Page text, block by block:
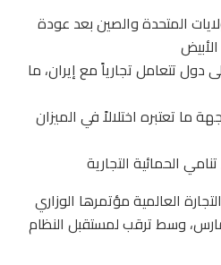
المتحدة والصين بعد عودة
تتعامل تجارياً مع إيران، ما
ما تعتبره اختلالاً في الميزان
الحمائية التجارية
العالمية مؤتمرها الوزاري
وسط ترقب لمستقبل النظام